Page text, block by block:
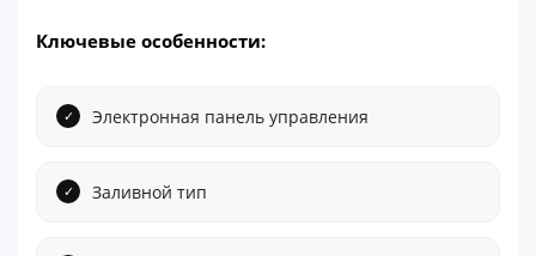
Ключевые особенности:
Электронная панель управления
Заливной тип